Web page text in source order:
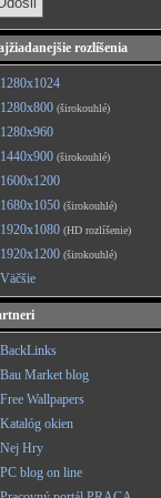
rozlíšenia
1280x1024
1280x800 (širokouhlé)
1280x960
1440x900 (širokouhlé)
1600x1200
1680x1050 (širokouhlé)
1920x1080 (HD rozlíšenie)
1920x1200 (širokouhlé)
Väčšie
BackLinks
Bau Market blog
Free Wallpapers
Katalóg okien
Nej Hry
PC blog on line